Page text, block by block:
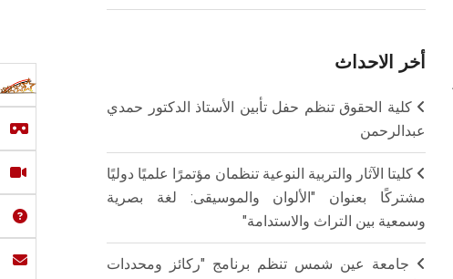
أخر الاحداث
كلية الحقوق تنظم حفل تأبين الأستاذ الدكتور حمدي
عبدالرحمن
كليتا الآثار والتربية النوعية تنظمان مؤتمرًا علميًا دوليًا
مشتركًا بعنوان "الألوان والموسيقى: لغة بصرية
وسمعية بين التراث والاستدامة"
جامعة عين شمس تنظم برنامج "ركائز ومحددات